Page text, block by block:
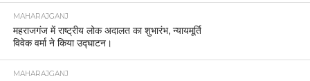
MAHARAJGANJ
महराजगंज में राष्ट्रीय लोक अदालत का शुभारंभ, न्यायमूर्ति
विवेक वर्मा ने किया उद्घाटन।
MAHARAJGANJ